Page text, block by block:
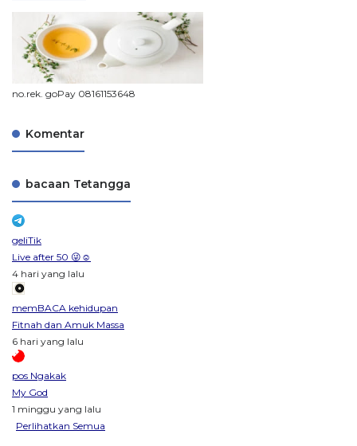
no.rek. goPay 08161153648
Komentar
bacaan Tetangga
geliTik
Live after 50 😜☺️
4 hari yang lalu
memBACA kehidupan
Fitnah dan Amuk Massa
6 hari yang lalu
pos Ngakak
My God
1 minggu yang lalu
Perlihatkan Semua